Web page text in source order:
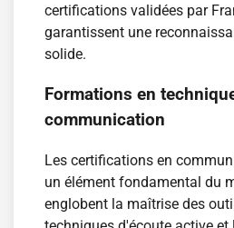
certifications validées par
garantissent une
solide.
Formations en
communication
Les certifications en
un élément fondamental du
englobent la maîtrise des